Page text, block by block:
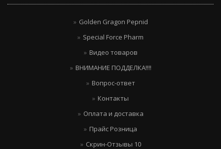
Golden Gragon Pepnid
Special Force Pharm
Видео товаров
ВНИМАНИЕ ПОДДЕЛКА!!!!
Вопрос-ответ
Контакты
Оплата и доставка
Прайс Розница
Скрин-Отзывы 10